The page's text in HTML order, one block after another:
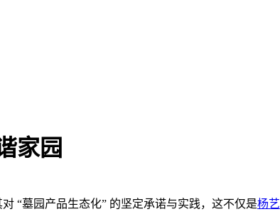
家园
“墓园产品生态化” 的坚定承诺与实践，这不仅是杨艺